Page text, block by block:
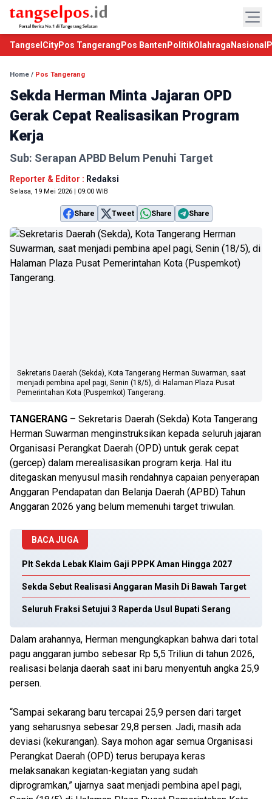
TangselCityPos Tangerang Pos Banten PolitikOlahraga Nasional
Home / Pos Tangerang
Sekda Herman Minta Jajaran OPD
Gerak Cepat Realisasikan Program
Kerja
Sub: Serapan APBD Belum Penuhi Target
Reporter & Editor : Redaksi
Selasa, 19 Mei 2026 | 09:00 WIB
Share Tweet Share Share
Sekretaris Daerah (Sekda), Kota Tangerang Herman Suwarman, saat
menjadi pembina apel pagi, Senin (18/5), di Halaman Plaza Pusat
Pemerintahan Kota (Puspemkot) Tangerang.
TANGERANG – Sekretaris Daerah (Sekda) Kota Tangerang
Herman Suwarman menginstruksikan kepada seluruh jajaran
Organisasi Perangkat Daerah (OPD) untuk gerak cepat
(gercep) dalam merealisasikan program kerja. Hal itu
ditegaskan menyusul masih rendahnya capaian penyerapan
Anggaran Pendapatan dan Belanja Daerah (APBD) Tahun
Anggaran 2026 yang belum memenuhi target triwulan.
BACA JUGA
Plt Sekda Lebak Klaim Gaji PPPK Aman Hingga 2027
Sekda Sebut Realisasi Anggaran Masih Di Bawah Target
Seluruh Fraksi Setujui 3 Raperda Usul Bupati Serang
Dalam arahannya, Herman mengungkapkan bahwa dari total
pagu anggaran jumbo sebesar Rp 5,5 Triliun di tahun 2026,
realisasi belanja daerah saat ini baru menyentuh angka 25,9
persen.
“Sampai sekarang baru tercapai 25,9 persen dari target
yang seharusnya sebesar 29,8 persen. Jadi, masih ada
deviasi (kekurangan). Saya mohon agar semua Organisasi
Perangkat Daerah (OPD) terus berupaya keras
melaksanakan kegiatan-kegiatan yang sudah
diprogramkan,” ujarnya saat menjadi pembina apel pagi,